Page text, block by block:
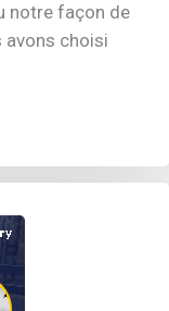
notre façon de
avons choisi